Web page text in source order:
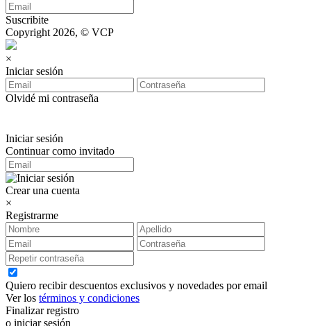
Suscribite
Copyright 2026, © VCP
×
Iniciar sesión
Olvidé mi contraseña
Iniciar sesión
Continuar como invitado
Crear una cuenta
×
Registrarme
Quiero recibir descuentos exclusivos y novedades por email
Ver los términos y condiciones
Finalizar registro
o iniciar sesión